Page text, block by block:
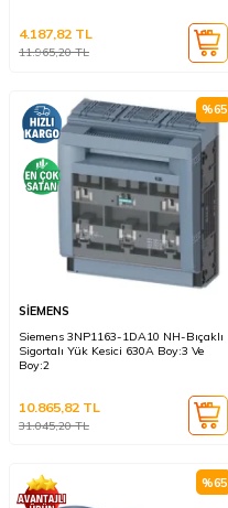
11.965,20TL
4.187,82 TL
%65
SİEMENS
Siemens 3NP1163-1DA10 NH-Bıçaklı
Sigortalı Yük Kesici 630A Boy:3 Ve
Boy:2
31.045,20TL
10.865,82 TL
%65